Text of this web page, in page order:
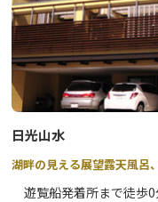
日光山水
湖畔の見える展望露天風呂
遊覧船発着所まで徒歩